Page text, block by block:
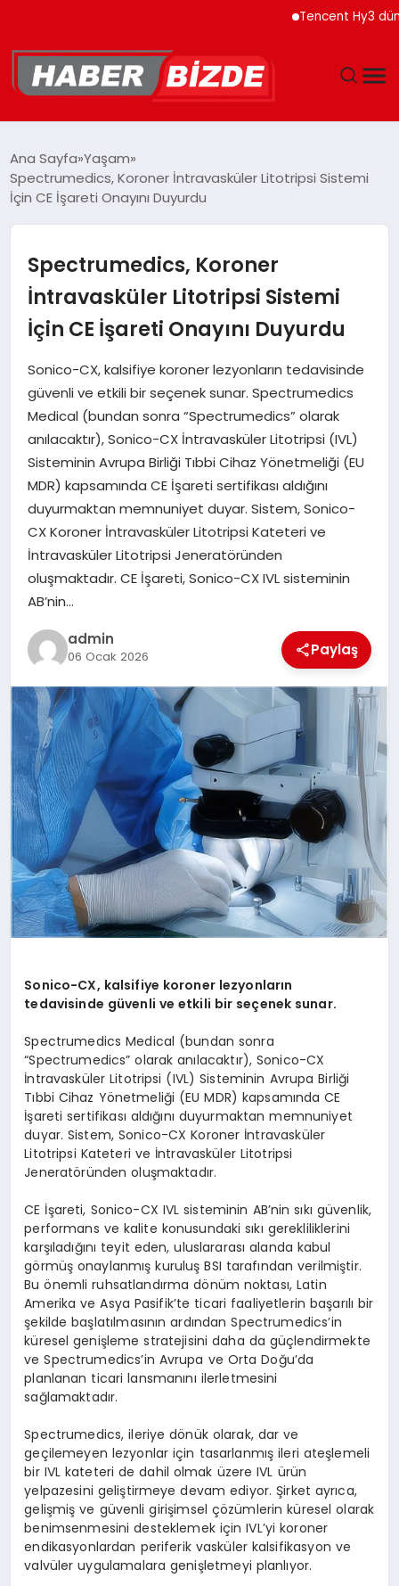
Tencent Hy3 dünya
YAŞAM
EĞITIM
MAGAZIN
SPOR
TEKNOLOJI
Ana Sayfa Yaşam
Spectrumedics, Koroner İntravasküler Litotripsi Sistemi
İçin CE İşareti Onayını Duyurdu
Spectrumedics, Koroner
İntravasküler Litotripsi Sistemi
İçin CE İşareti Onayını Duyurdu
Sonico-CX, kalsifiye koroner lezyonların tedavisinde
güvenli ve etkili bir seçenek sunar. Spectrumedics
Medical (bundan sonra “Spectrumedics” olarak
anılacaktır), Sonico-CX İntravasküler Litotripsi (IVL)
Sisteminin Avrupa Birliği Tıbbi Cihaz Yönetmeliği (EU
MDR) kapsamında CE İşareti sertifikası aldığını
duyurmaktan memnuniyet duyar. Sistem, Sonico-
CX Koroner İntravasküler Litotripsi Kateteri ve
İntravasküler Litotripsi Jeneratöründen
oluşmaktadır. CE İşareti, Sonico-CX IVL sisteminin
AB’nin…
admin
06 Ocak 2026 Paylaş
Sonico-CX, kalsifiye koroner lezyonların
tedavisinde güvenli ve etkili bir seçenek sunar.
Spectrumedics Medical (bundan sonra
“Spectrumedics” olarak anılacaktır), Sonico-CX
İntravasküler Litotripsi (IVL) Sisteminin Avrupa Birliği
Tıbbi Cihaz Yönetmeliği (EU MDR) kapsamında CE
İşareti sertifikası aldığını duyurmaktan memnuniyet
duyar. Sistem, Sonico-CX Koroner İntravasküler
Litotripsi Kateteri ve İntravasküler Litotripsi
Jeneratöründen oluşmaktadır.
CE İşareti, Sonico-CX IVL sisteminin AB’nin sıkı güvenlik,
performans ve kalite konusundaki sıkı gerekliliklerini
karşıladığını teyit eden, uluslararası alanda kabul
görmüş onaylanmış kuruluş BSI tarafından verilmiştir.
Bu önemli ruhsatlandırma dönüm noktası, Latin
Amerika ve Asya Pasifik’te ticari faaliyetlerin başarılı bir
şekilde başlatılmasının ardından Spectrumedics’in
küresel genişleme stratejisini daha da güçlendirmekte
ve Spectrumedics’in Avrupa ve Orta Doğu’da
planlanan ticari lansmanını ilerletmesini
sağlamaktadır.
Spectrumedics, ileriye dönük olarak, dar ve
geçilemeyen lezyonlar için tasarlanmış ileri ateşlemeli
bir IVL kateteri de dahil olmak üzere IVL ürün
yelpazesini geliştirmeye devam ediyor. Şirket ayrıca,
gelişmiş ve güvenli girişimsel çözümlerin küresel olarak
benimsenmesini desteklemek için IVL’yi koroner
endikasyonlardan periferik vasküler kalsifikasyon ve
valvüler uygulamalara genişletmeyi planlıyor.